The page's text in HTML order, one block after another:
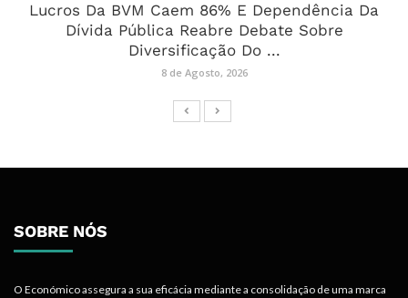
Lucros Da BVM Caem 86% E Dependência Da
Dívida Pública Reabre Debate Sobre
Diversificação Do ...
8 de Agosto, 2026
SOBRE NÓS
O Económico assegura a sua eficácia mediante a consolidação de uma marca